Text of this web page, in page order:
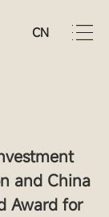
CN
and China
Award for